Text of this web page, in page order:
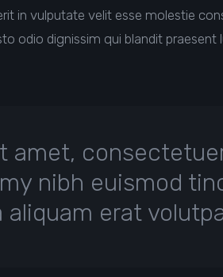
in vulputate velit esse molestie
odio dignissim qui blandit praesent
amet,
nibh euismod
erat